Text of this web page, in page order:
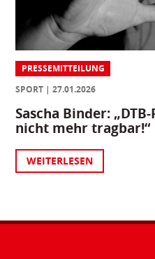
PRESSEMITTEILUNG
SPORT
27.01.2026
Sascha Binder:
nicht mehr tragbar!“
WEITERLESEN